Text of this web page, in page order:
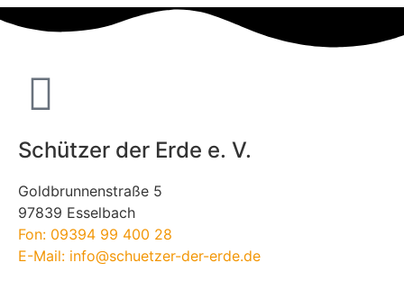
Schützer der Erde e. V.
Goldbrunnenstraße 5
97839 Esselbach
Fon: 09394 99 400 28
E-Mail: info@schuetzer-der-erde.de